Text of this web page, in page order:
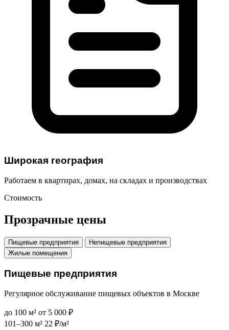
Широкая география
Работаем в квартирах, домах, на складах и производствах
Стоимость
Прозрачные цены
Пищевые предприятия
Непищевые предприятия
Жилые помещения
Пищевые предприятия
Регулярное обслуживание пищевых объектов в Москве
до 100 м² от 5 000 ₽
101–300 м² 22 ₽/м²